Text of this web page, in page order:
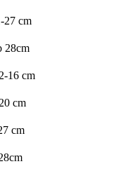
27 cm
28cm
16 cm
cm
cm